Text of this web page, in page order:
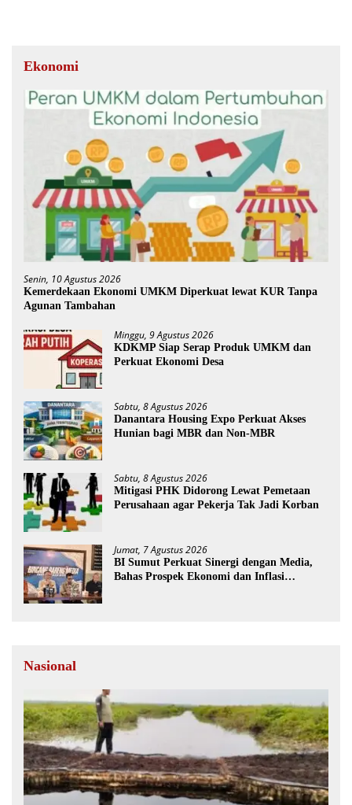
Ekonomi
Senin, 10 Agustus 2026
Kemerdekaan Ekonomi UMKM Diperkuat lewat KUR Tanpa
Agunan Tambahan
Minggu, 9 Agustus 2026
KDKMP Siap Serap Produk UMKM dan
Perkuat Ekonomi Desa
Sabtu, 8 Agustus 2026
Danantara Housing Expo Perkuat Akses
Hunian bagi MBR dan Non-MBR
Sabtu, 8 Agustus 2026
Mitigasi PHK Didorong Lewat Pemetaan
Perusahaan agar Pekerja Tak Jadi Korban
Jumat, 7 Agustus 2026
BI Sumut Perkuat Sinergi dengan Media,
Bahas Prospek Ekonomi dan Inflasi
Nasional